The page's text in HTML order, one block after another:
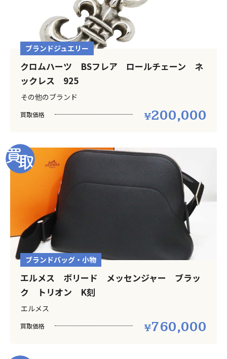
ブランドジュエリー
クロムハーツ BSフレア ロールチェーン ネ
ックレス 925
その他のブランド
買取価格 200,000
ブランドバッグ・小物
エルメス ボリード メッセンジャー ブラッ
ク トリオン K刻
エルメス
買取価格 760,000